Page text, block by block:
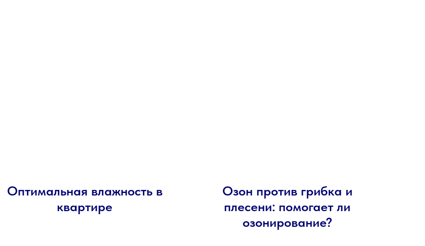
Оптимальная влажность в
квартире
Озон против грибка и
плесени: помогает ли
озонирование?